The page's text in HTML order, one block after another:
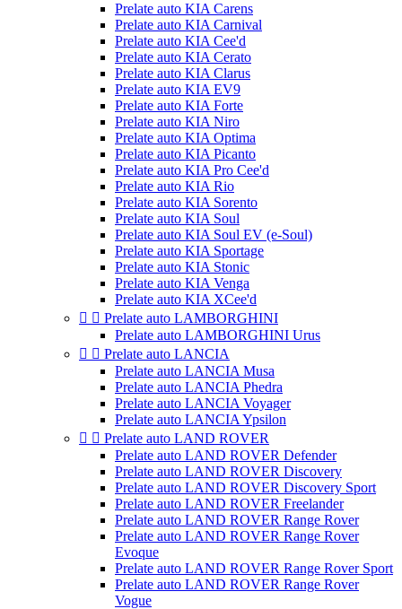
Prelate auto KIA Carens
Prelate auto KIA Carnival
Prelate auto KIA Cee'd
Prelate auto KIA Cerato
Prelate auto KIA Clarus
Prelate auto KIA EV9
Prelate auto KIA Forte
Prelate auto KIA Niro
Prelate auto KIA Optima
Prelate auto KIA Picanto
Prelate auto KIA Pro Cee'd
Prelate auto KIA Rio
Prelate auto KIA Sorento
Prelate auto KIA Soul
Prelate auto KIA Soul EV (e-Soul)
Prelate auto KIA Sportage
Prelate auto KIA Stonic
Prelate auto KIA Venga
Prelate auto KIA XCee'd
  Prelate auto LAMBORGHINI
Prelate auto LAMBORGHINI Urus
  Prelate auto LANCIA
Prelate auto LANCIA Musa
Prelate auto LANCIA Phedra
Prelate auto LANCIA Voyager
Prelate auto LANCIA Ypsilon
  Prelate auto LAND ROVER
Prelate auto LAND ROVER Defender
Prelate auto LAND ROVER Discovery
Prelate auto LAND ROVER Discovery Sport
Prelate auto LAND ROVER Freelander
Prelate auto LAND ROVER Range Rover
Prelate auto LAND ROVER Range Rover
Evoque
Prelate auto LAND ROVER Range Rover Sport
Prelate auto LAND ROVER Range Rover
Vogue